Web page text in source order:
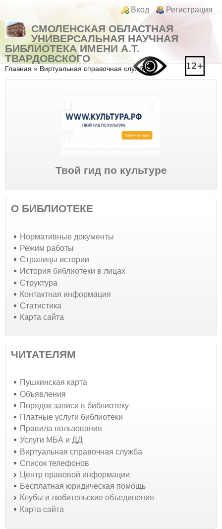
Перейти к основному содержанию
Login links
Вход Регистрация
СМОЛЕНСКАЯ ОБЛАСТНАЯ
УНИВЕРСАЛЬНАЯ НАУЧНАЯ
БИБЛИОТЕКА ИМЕНИ А.Т.
ТВАРДОВСКОГО
Вы здесь
Главная » Виртуальная справочная служба
Твой гид по культуре
О БИБЛИОТЕКЕ
Нормативные документы
Режим работы
Страницы истории
История библиотеки в лицах
Структура
Контактная информация
Статистика
Карта сайта
ЧИТАТЕЛЯМ
Пушкинская карта
Объявления
Порядок записи в библиотеку
Платные услуги библиотеки
Правила пользования
Услуги МБА и ДД
Виртуальная справочная служба
Список телефонов
Центр правовой информации
Бесплатная юридическая помощь
Клубы и любительские объединения
Карта сайта